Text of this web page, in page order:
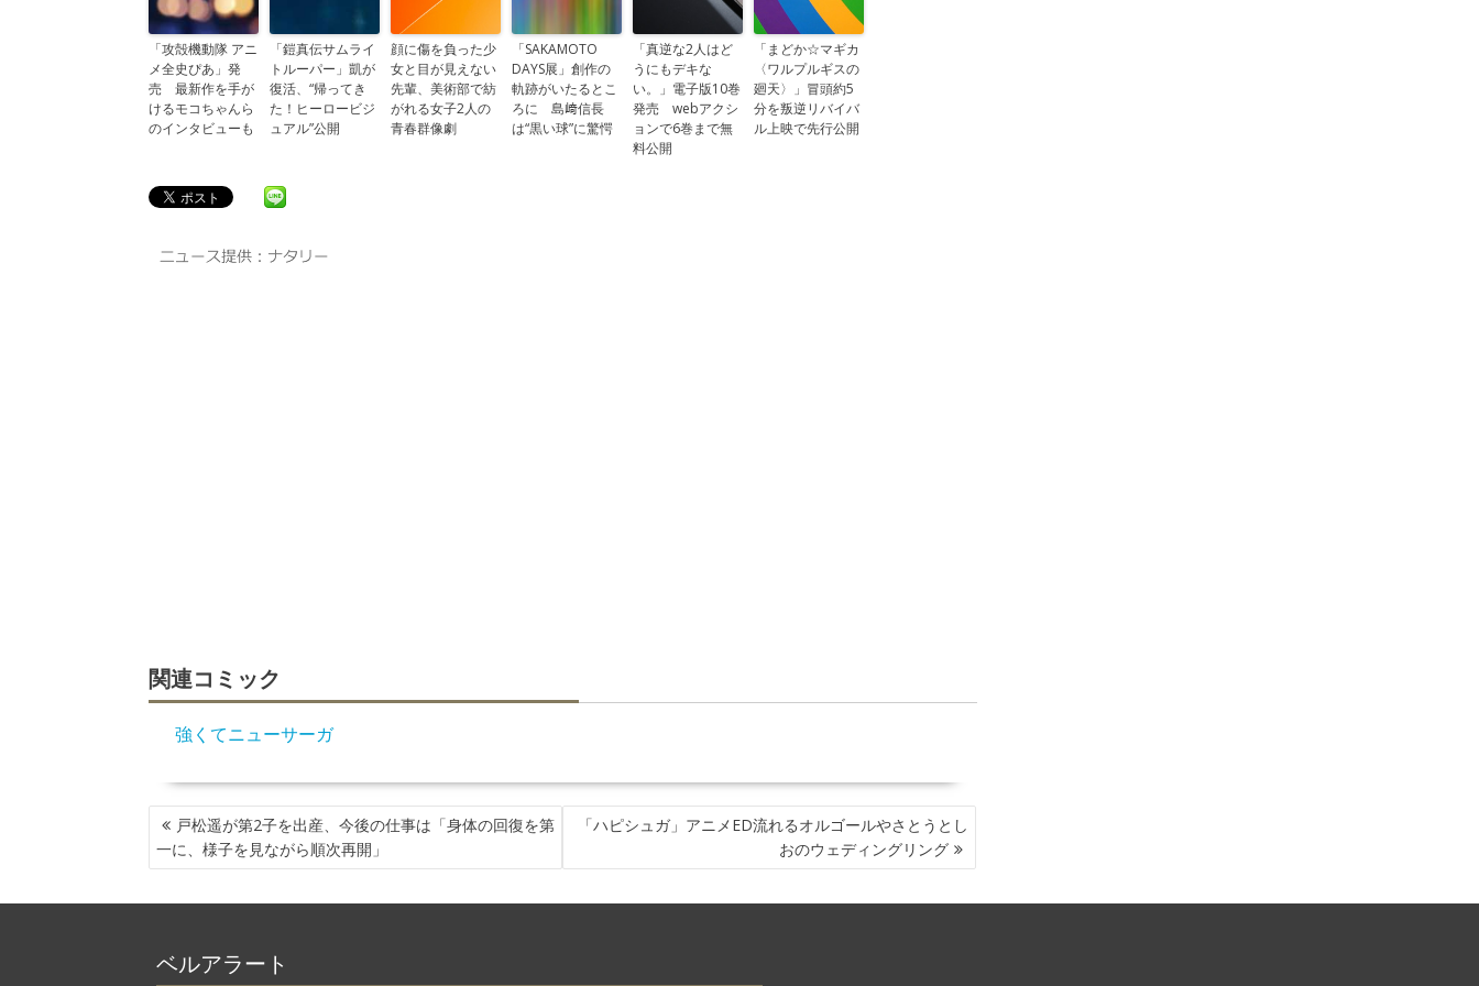
「攻殻機動隊 アニ
メ全史ぴあ」発
売 最新作を手が
けるモコちゃんら
のインタビューも
「鎧真伝サムライ
トルーパー」凱が
復活、“帰ってき
た！ヒーロービジ
ュアル”公開
顔に傷を負った少
女と目が見えない
先輩、美術部で紡
がれる女子2人の
青春群像劇
「SAKAMOTO
DAYS展」創作の
軌跡がいたるとこ
ろに 島﨑信長
は“黒い球”に驚愕
「真逆な2人はど
うにもデキな
い。」電子版10巻
発売 webアクシ
ョンで6巻まで無
料公開
「まどか☆マギカ
〈ワルプルギスの
廻天〉」冒頭約5
分を叛逆リバイバ
ル上映で先行公開
関連コミック
強くてニューサーガ
投
稿
ナ
ゲ
シ
戸松遥が第2子を出産、今後の仕事は「身体の回復を第
一に、様子を見ながら順次再開」
「ハピシュガ」アニメED流れるオルゴールやさとうとし
おのウェディングリング
ベルアラート